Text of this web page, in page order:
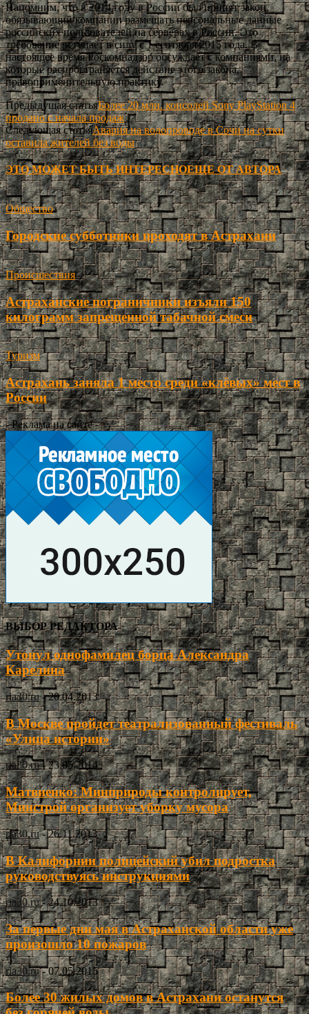
Напомним, что в 2014 году в России был принят закон,
обязывающий компании размещать персональные данные
российских пользователей на серверах в России. Это
требование вступает в силу с 1 сентября 2015 года. В
настоящее время Роскомнадзор обсуждает с компаниями, на
которые распространяется действие этого закона,
правоприменительную практику.
Предыдущая статьяБолее 20 млн. консолей Sony PlayStation 4
продано с начала продаж
Следующая статьяАвария на водопроводе в Сочи на сутки
оставила жителей без воды
ЭТО МОЖЕТ БЫТЬ ИНТЕРЕСНОЕЩЕ ОТ АВТОРА
Общество
Городские субботники проходят в Астрахани
Происшествия
Астраханские пограничники изъяли 150
килограмм запрещенной табачной смеси
Туризм
Астрахань заняла 1 место среди «клёвых» мест в
России
- Реклама на сайте -
ВЫБОР РЕДАКТОРА
Утонул однофамилец борца Александра
Карелина
ria30.ru - 20.04.2013
В Москве пройдет театрализованный фестиваль
«Улица истории»
ria30.ru - 23.05.2014
Матвиенко: Минприроды контролирует,
Минстрой организует уборку мусора
ria30.ru - 26.11.2013
В Калифорнии полицейский убил подростка
руководствуясь инструкциями
ria30.ru - 24.10.2013
За первые дни мая в Астраханской области уже
произошло 10 пожаров
ria30.ru - 07.05.2015
Более 30 жилых домов в Астрахани останутся